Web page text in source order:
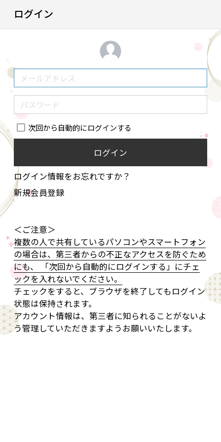
ログイン
次回から自動的にログインする
ログイン
ログイン情報をお忘れですか？
新規会員登録
＜ご注意＞
複数の人で共有しているパソコンやスマートフォン
の場合は、第三者からの不正なアクセスを防ぐため
にも、 「次回から自動的にログインする」にチェ
ックを入れないでください。
チェックをすると、ブラウザを終了してもログイン
状態は保持されます。
アカウント情報は、第三者に知られることがないよ
う管理していただきますようお願いいたします。